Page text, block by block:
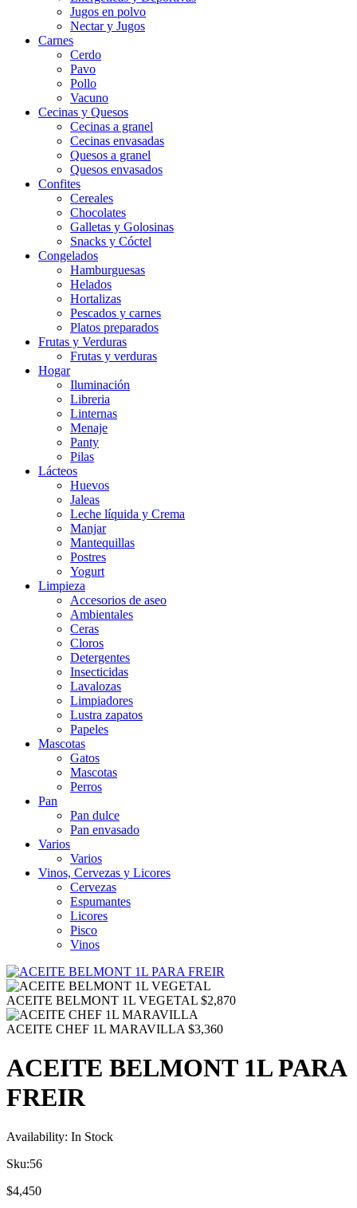
Jugos en polvo
Nectar y Jugos
Carnes
Cerdo
Pavo
Pollo
Vacuno
Cecinas y Quesos
Cecinas a granel
Cecinas envasadas
Quesos a granel
Quesos envasados
Confites
Cereales
Chocolates
Galletas y Golosinas
Snacks y Cóctel
Congelados
Hamburguesas
Helados
Hortalizas
Pescados y carnes
Platos preparados
Frutas y Verduras
Frutas y verduras
Hogar
Iluminación
Libreria
Linternas
Menaje
Panty
Pilas
Lácteos
Huevos
Jaleas
Leche líquida y Crema
Manjar
Mantequillas
Postres
Yogurt
Limpieza
Accesorios de aseo
Ambientales
Ceras
Cloros
Detergentes
Insecticidas
Lavalozas
Limpiadores
Lustra zapatos
Papeles
Mascotas
Gatos
Mascotas
Perros
Pan
Pan dulce
Pan envasado
Varios
Varios
Vinos, Cervezas y Licores
Cervezas
Espumantes
Licores
Pisco
Vinos
ACEITE BELMONT 1L VEGETAL $2,870
ACEITE CHEF 1L MARAVILLA $3,360
ACEITE BELMONT 1L PARA
FREIR
Availability: In Stock
Sku:56
$4,450